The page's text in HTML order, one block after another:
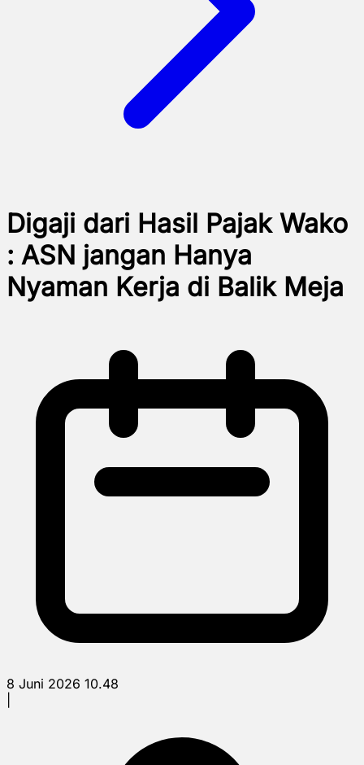
Digaji dari Hasil Pajak Wako
: ASN jangan Hanya
Nyaman Kerja di Balik Meja
8 Juni 2026 10.48